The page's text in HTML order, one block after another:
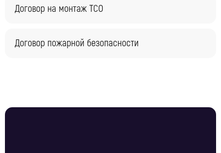
Договор на монтаж ТСО
Договор пожарной безопасности